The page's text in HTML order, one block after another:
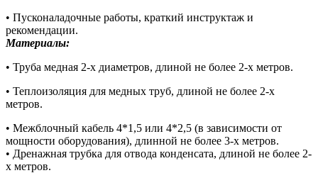
• Пусконаладочные работы, краткий инструктаж и
рекомендации.
Материалы:
• Труба медная 2-х диаметров, длиной не более 2-х метров.
• Теплоизоляция для медных труб, длиной не более 2-х
метров.
• Межблочный кабель 4*1,5 или 4*2,5 (в зависимости от
мощности оборудования), длинной не более 3-х метров.
• Дренажная трубка для отвода конденсата, длиной не более 2-
х метров.